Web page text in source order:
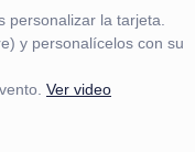
la tarjeta.
y personalícelos con su
Ver video